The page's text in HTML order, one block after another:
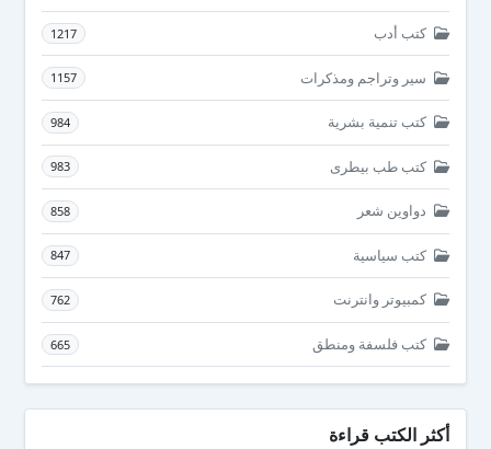
كتب أدب 1217
سير وتراجم ومذكرات 1157
كتب تنمية بشرية 984
كتب طب بيطرى 983
دواوين شعر 858
كتب سياسية 847
كمبيوتر وانترنت 762
كتب فلسفة ومنطق 665
أكثر الكتب قراءة